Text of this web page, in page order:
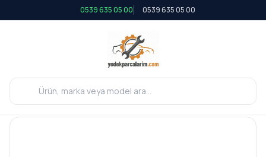
0539 635 05 00 0539 635 05 00